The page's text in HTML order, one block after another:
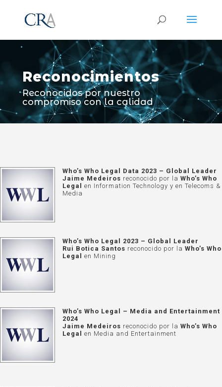
Reproductor
Reconocimientos
Reconocidos por nuestro
compromiso con la calidad
Who’s Who Legal Data 2023 – Global Leader
Jaime Medeiros reconocido por la Who’s Who
Legal
en Information Technology y en Telecoms &
Media
Who’s Who Legal 2023 – Global Leader
Rui Botica Santos reconocido por la Who’s Who
Legal
en Mining
Who’s Who Legal – Media and Entertainment
2024
Jaime Medeiros reconocido por la Who’s Who
Legal
en Media and Entertainment